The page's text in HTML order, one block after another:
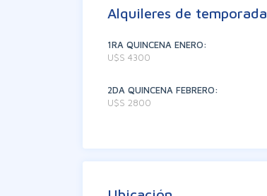
Alquileres de temporada
1RA QUINCENA ENERO:
U$S 4300
2DA QUINCENA FEBRERO:
U$S 2800